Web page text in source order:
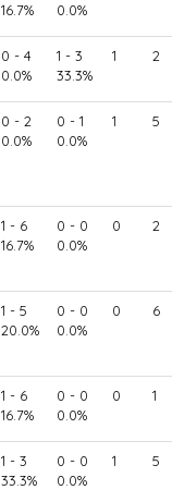
16.7%
0.0%
0 - 4
0.0%
1 - 3
33.3%
1 2
0 - 2
0.0%
0 - 1
0.0%
1 5
1 - 6
16.7%
0 - 0
0.0%
0 2
1 - 5
20.0%
0 - 0
0.0%
0 6
1 - 6
16.7%
0 - 0
0.0%
0 1
1 - 3
33.3%
0 - 0
0.0%
1 5